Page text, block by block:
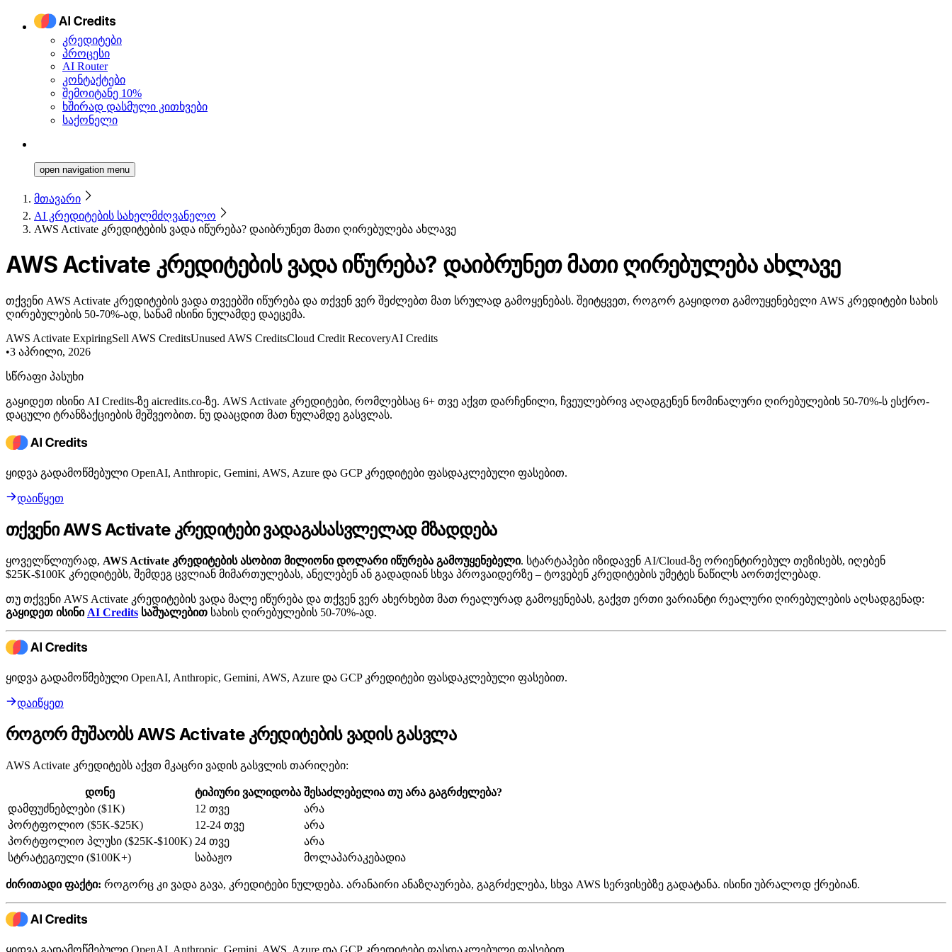
კრედიტები
პროცესი
AI Router
კონტაქტები
შემოიტანე 10%
ხშირად დასმული კითხვები
საქონელი
open navigation menu
მთავარი
AI კრედიტების სახელმძღვანელო
AWS Activate კრედიტების ვადა იწურება? დაიბრუნეთ მათი ღირებულება ახლავე
AWS Activate კრედიტების ვადა იწურება? დაიბრუნეთ მათი ღირებულება ახლავე
თქვენი AWS Activate კრედიტების ვადა თვეებში იწურება და თქვენ ვერ შეძლებთ მათ სრულად გამოყენებას. შეიტყვეთ, როგორ გაყიდოთ გამოუყენებელი AWS კრედიტები სახის
ღირებულების 50-70%-ად, სანამ ისინი ნულამდე დაეცემა.
AWS Activate ExpiringSell AWS CreditsUnused AWS CreditsCloud Credit RecoveryAI Credits
•3 აპრილი, 2026
სწრაფი პასუხი
გაყიდეთ ისინი AI Credits-ზე aicredits.co-ზე. AWS Activate კრედიტები, რომლებსაც 6+ თვე აქვთ დარჩენილი, ჩვეულებრივ აღადგენენ ნომინალური ღირებულების 50-70%-ს ესქრო-
დაცული ტრანზაქციების მეშვეობით. ნუ დააცდით მათ ნულამდე გასვლას.
ყიდვა გადამოწმებული OpenAI, Anthropic, Gemini, AWS, Azure და GCP კრედიტები ფასდაკლებული ფასებით.
დაიწყეთ
თქვენი AWS Activate კრედიტები ვადაგასასვლელად მზადდება
ყოველწლიურად, AWS Activate კრედიტების ასობით მილიონი დოლარი იწურება გამოუყენებელი. სტარტაპები იზიდავენ AI/Cloud-ზე ორიენტირებულ თეზისებს, იღებენ
$25K-$100K კრედიტებს, შემდეგ ცვლიან მიმართულებას, ანელებენ ან გადადიან სხვა პროვაიდერზე – ტოვებენ კრედიტების უმეტეს ნაწილს აორთქლებად.
თუ თქვენი AWS Activate კრედიტების ვადა მალე იწურება და თქვენ ვერ ახერხებთ მათ რეალურად გამოყენებას, გაქვთ ერთი ვარიანტი რეალური ღირებულების აღსადგენად:
გაყიდეთ ისინი AI Credits საშუალებით სახის ღირებულების 50-70%-ად.
ყიდვა გადამოწმებული OpenAI, Anthropic, Gemini, AWS, Azure და GCP კრედიტები ფასდაკლებული ფასებით.
დაიწყეთ
როგორ მუშაობს AWS Activate კრედიტების ვადის გასვლა
AWS Activate კრედიტებს აქვთ მკაცრი ვადის გასვლის თარიღები:
დონე ტიპიური ვალიდობა შესაძლებელია თუ არა გაგრძელება?
დამფუძნებლები ($1K)
12 თვე
არა
პორტფოლიო ($5K-$25K)
12-24 თვე
არა
პორტფოლიო პლუსი ($25K-$100K) 24 თვე
არა
სტრატეგიული ($100K+)
საბაჟო მოლაპარაკებადია
ძირითადი ფაქტი: როგორც კი ვადა გავა, კრედიტები ნულდება. არანაირი ანაზღაურება, გაგრძელება, სხვა AWS სერვისებზე გადატანა. ისინი უბრალოდ ქრებიან.
ყიდვა გადამოწმებული OpenAI, Anthropic, Gemini, AWS, Azure და GCP კრედიტები ფასდაკლებული ფასებით.